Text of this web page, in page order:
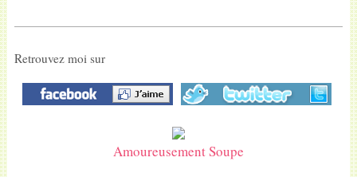
Retrouvez moi sur
Amoureusement Soupe